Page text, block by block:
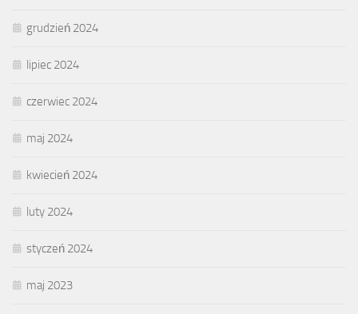
grudzień 2024
lipiec 2024
czerwiec 2024
maj 2024
kwiecień 2024
luty 2024
styczeń 2024
maj 2023